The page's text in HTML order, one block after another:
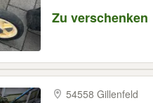
Zu verschenken
54558 Gillenfeld